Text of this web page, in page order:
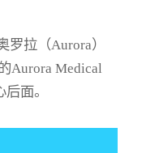
罗拉（Aurora）
Aurora Medical
面。